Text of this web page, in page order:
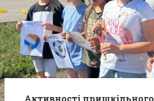
Активності пришкільного